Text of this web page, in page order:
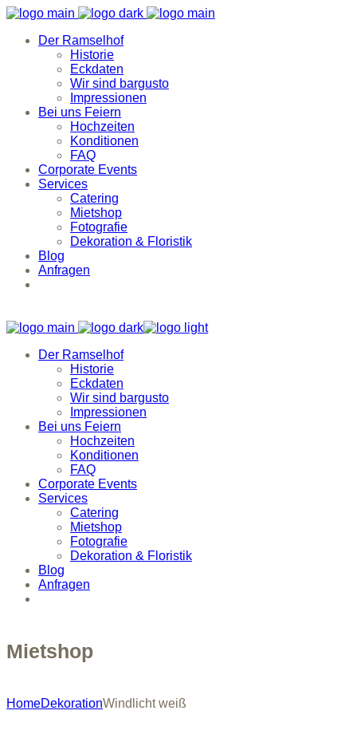
Der Ramselhof
Historie
Eckdaten
Wir sind bargusto
Impressionen
Bei uns Feiern
Hochzeiten
Konditionen
FAQ
Corporate Events
Services
Catering
Mietshop
Fotografie
Dekoration & Floristik
Blog
Anfragen
Der Ramselhof
Historie
Eckdaten
Wir sind bargusto
Impressionen
Bei uns Feiern
Hochzeiten
Konditionen
FAQ
Corporate Events
Services
Catering
Mietshop
Fotografie
Dekoration & Floristik
Blog
Anfragen
Mietshop
HomeDekorationWindlicht weiß